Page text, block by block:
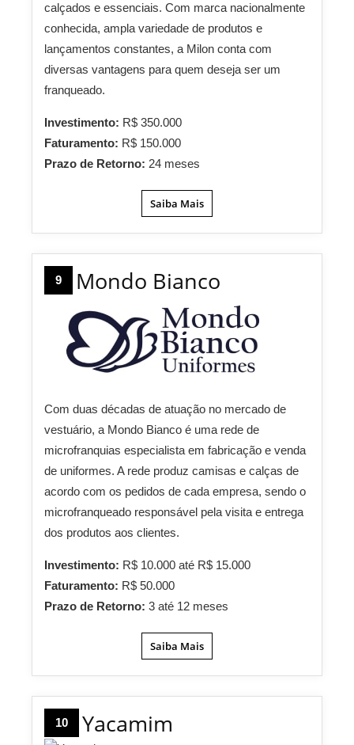
calçados e essenciais. Com marca nacionalmente
conhecida, ampla variedade de produtos e
lançamentos constantes, a Milon conta com
diversas vantagens para quem deseja ser um
franqueado.
Investimento: R$ 350.000
Faturamento: R$ 150.000
Prazo de Retorno: 24 meses
Saiba Mais
9 Mondo Bianco
Com duas décadas de atuação no mercado de
vestuário, a Mondo Bianco é uma rede de
microfranquias especialista em fabricação e venda
de uniformes. A rede produz camisas e calças de
acordo com os pedidos de cada empresa, sendo o
microfranqueado responsável pela visita e entrega
dos produtos aos clientes.
Investimento: R$ 10.000 até R$ 15.000
Faturamento: R$ 50.000
Prazo de Retorno: 3 até 12 meses
Saiba Mais
10 Yacamim